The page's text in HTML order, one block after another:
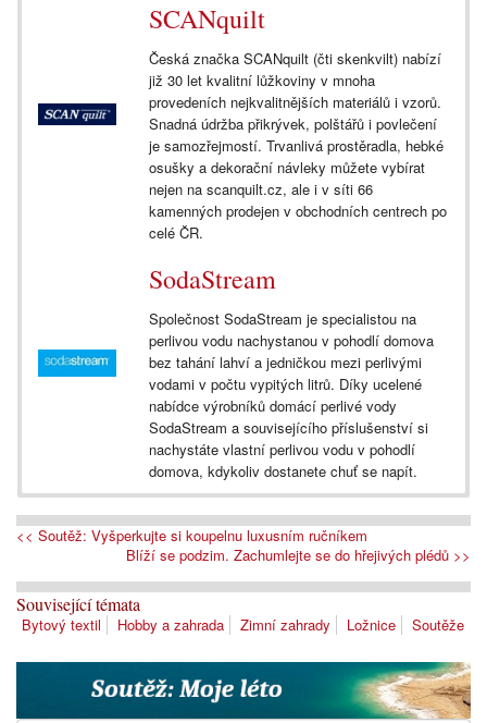
SCANquilt
Česká značka SCANquilt (čti skenkvilt) nabízí
již 30 let kvalitní lůžkoviny v mnoha
provedeních nejkvalitnějších materiálů i vzorů.
Snadná údržba přikrývek, polštářů i povlečení
je samozřejmostí. Trvanlivá prostěradla, hebké
osušky a dekorační návleky můžete vybírat
nejen na scanquilt.cz, ale i v síti 66
kamenných prodejen v obchodních centrech po
celé ČR.
SodaStream
Společnost SodaStream je specialistou na
perlivou vodu nachystanou v pohodlí domova
bez tahání lahví a jedničkou mezi perlivými
vodami v počtu vypitých litrů. Díky ucelené
nabídce výrobníků domácí perlivé vody
SodaStream a souvisejícího příslušenství si
nachystáte vlastní perlivou vodu v pohodlí
domova, kdykoliv dostanete chuť se napít.
<< Soutěž: Vyšperkujte si koupelnu luxusním ručníkem
Blíží se podzim. Zachumlejte se do hřejivých plédů >>
Související témata
Bytový textil Hobby a zahrada Zimní zahrady Ložnice Soutěže